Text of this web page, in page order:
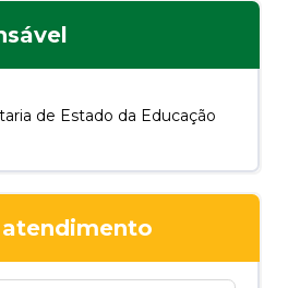
de Estado da Educação